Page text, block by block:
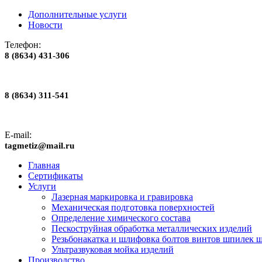
Дополнительные услуги
Новости
Телефон:
8 (8634) 431-306
8 (8634) 311-541
E-mail:
tagmetiz@mail.ru
Главная
Сертификаты
Услуги
Лазерная маркировка и гравировка
Механическая подготовка поверхностей
Определение химического состава
Пескоструйная обработка металлических изделий
Резьбонакатка и шлифовка болтов винтов шпилек
Ультразвуковая мойка изделий
Производство